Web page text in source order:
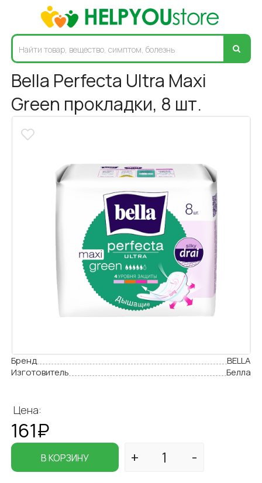
Bella Perfecta Ultra Maxi
Green прокладки, 8 шт.
Бренд
BELLA
Изготовитель
Белла
Цена:
161₽
В КОРЗИНУ